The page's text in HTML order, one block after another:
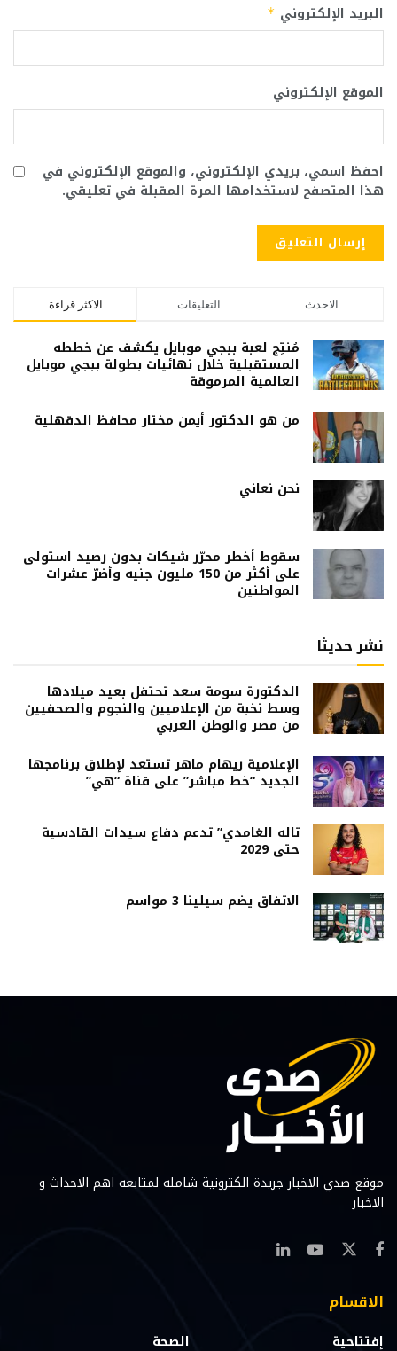
البريد الإلكتروني *
الموقع الإلكتروني
احفظ اسمي، بريدي الإلكتروني، والموقع الإلكتروني في
هذا المتصفح لاستخدامها المرة المقبلة في تعليقي.
الاكثر قراءة التعليقات الاحدث
مُنتِج لعبة ببجي موبايل يكشف عن خططه
المستقبلية خلال نهائيات بطولة ببجي موبايل
العالمية المرموقة
من هو الدكتور أيمن مختار محافظ الدقهلية
نحن نعاني
سقوط أخطر محرّر شيكات بدون رصيد استولى
على أكثر من 150 مليون جنيه وأضرّ عشرات
المواطنين
نشر حديثا
الدكتورة سومة سعد تحتفل بعيد ميلادها
وسط نخبة من الإعلاميين والنجوم والصحفيين
من مصر والوطن العربي
الإعلامية ريهام ماهر تستعد لإطلاق برنامجها
الجديد “خط مباشر” على قناة “هي”
تاله الغامدي” تدعم دفاع سيدات القادسية
حتى 2029
الاتفاق يضم سيلينا 3 مواسم
موقع صدي الاخبار جريدة الكترونية شامله لمتابعه اهم الاحداث و
الاخبار
الاقسام
إفتتاحية
الصحة